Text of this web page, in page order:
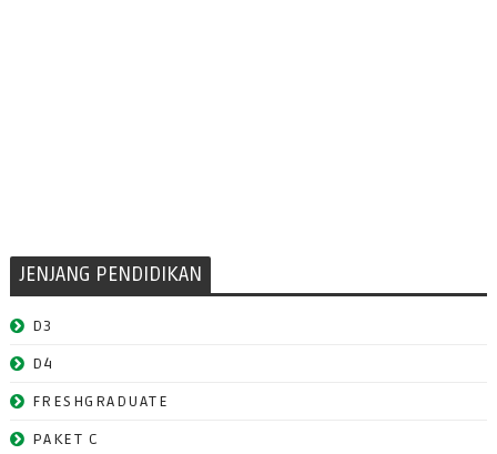
JENJANG PENDIDIKAN
D3
D4
FRESHGRADUATE
PAKET C